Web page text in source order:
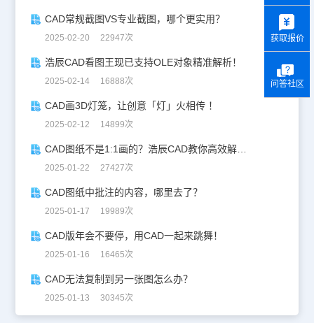
CAD常规截图VS专业截图，哪个更实用？
2025-02-20 22947次
浩辰CAD看图王现已支持OLE对象精准解析！
2025-02-14 16888次
CAD画3D灯笼，让创意「灯」火相传 ！
2025-02-12 14899次
CAD图纸不是1:1画的？浩辰CAD教你高效解决！
2025-01-22 27427次
CAD图纸中批注的内容，哪里去了？
2025-01-17 19989次
CAD版年会不要停，用CAD一起来跳舞！
2025-01-16 16465次
CAD无法复制到另一张图怎么办？
2025-01-13 30345次
获取报价
问答社区